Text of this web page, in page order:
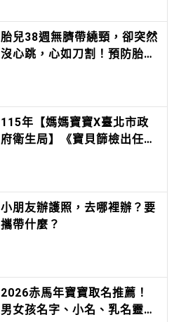
胎兒38週無臍帶繞頸，卻突然
沒心跳，心如刀割！預防胎死
115年【媽媽寶寶X臺北市政
府衛生局】《寶貝篩檢出任
小朋友辦護照，去哪裡辦？要
攜帶什麼？
2026赤馬年寶寶取名推薦！
男女孩名字、小名、乳名靈感